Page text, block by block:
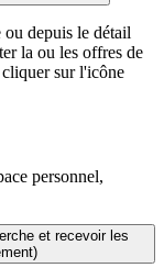
ou depuis le détail
la ou les offres de
sur l'icône
personnel,
et recevoir les